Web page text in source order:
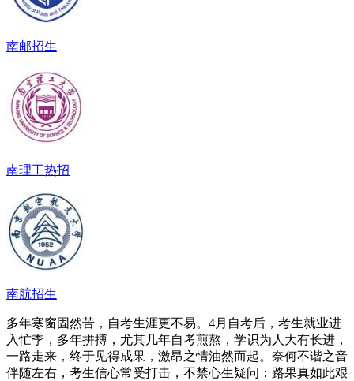
南邮招生
南理工热招
南航招生
多年寒窗固然苦，自考生涯更不易。4月自考后，考生就业进
入忙季，多年拼搏，尤其几年自考煎熬，学识为人大有长进，
一路走来，终于见得成果，激昂之情油然而起。奈何不谐之音
伴随左右，考生信心常受打击，不禁心生疑问：路果真如此艰